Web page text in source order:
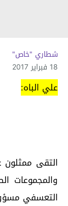
شطاري "خاص"
18 فبراير 2017
علي الباه:
التقى ممثلون
والمجموعات
التعسفي